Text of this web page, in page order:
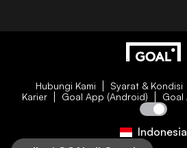
Hubungi Kami Syarat & Kondisi
Karier
Goal App (Android) Goal
Indonesia